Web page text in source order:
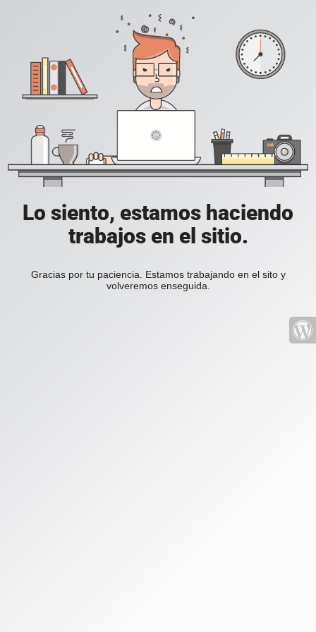
Lo siento, estamos haciendo
trabajos en el sitio.
Gracias por tu paciencia. Estamos trabajando en el sito y
volveremos enseguida.